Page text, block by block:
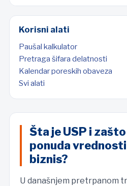
Šta je USP i
ponuda
biznis?
U današnjem pretrpanom
Korisni alati
Paušal kalkulator
Pretraga šifara delatnosti
Kalendar poreskih obaveza
Svi alati